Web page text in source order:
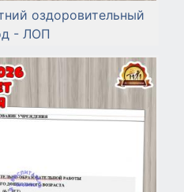
оздоровительный
- ЛОП